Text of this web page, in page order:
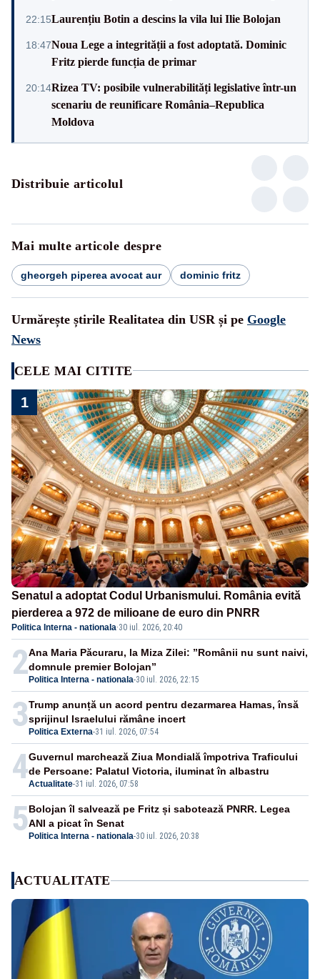
22:15Laurențiu Botin a descins la vila lui Ilie Bolojan
18:47Noua Lege a integrității a fost adoptată. Dominic
Fritz pierde funcția de primar
20:14Rizea TV: posibile vulnerabilități legislative într-un
scenariu de reunificare România–Republica
Moldova
Distribuie articolul
Mai multe articole despre
gheorgeh piperea avocat aur dominic fritz
Urmărește știrile Realitatea din USR și pe Google
News
CELE MAI CITITE
1
Senatul a adoptat Codul Urbanismului. România evită
pierderea a 972 de milioane de euro din PNRR
Politica Interna - nationala·30 iul. 2026, 20:40
2 Politica Interna - nationala-30 iul. 2026, 22:15
Ana Maria Păcuraru, la Miza Zilei: ”Românii nu sunt naivi,
domnule premier Bolojan”
3 Politica Externa-31 iul. 2026, 07:54
Trump anunță un acord pentru dezarmarea Hamas, însă
sprijinul Israelului rămâne incert
4Actualitate-31 iul. 2026, 07:58
Guvernul marchează Ziua Mondială împotriva Traficului
de Persoane: Palatul Victoria, iluminat în albastru
5 Politica Interna - nationala-30 iul. 2026, 20:38
Bolojan îl salvează pe Fritz și sabotează PNRR. Legea
ANI a picat în Senat
ACTUALITATE